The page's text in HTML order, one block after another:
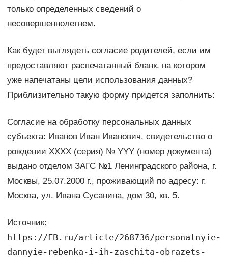
только определенных сведений о
несовершеннолетнем.
Как будет выглядеть согласие родителей, если им
предоставляют распечатанный бланк, на котором
уже напечатаны цели использования данных?
Приблизительно такую форму придется заполнить:
Согласие на обработку персональных данных
субъекта: Иванов Иван Иванович, свидетельство о
рождении XXXX (серия) № YYY (номер документа)
выдано отделом ЗАГС №1 Ленинградского района, г.
Москвы, 25.07.2000 г., проживающий по адресу: г.
Москва, ул. Ивана Сусанина, дом 30, кв. 5.
Источник:
https://FB.ru/article/268736/personalnyie-
dannyie-rebenka-i-ih-zaschita-obrazets-